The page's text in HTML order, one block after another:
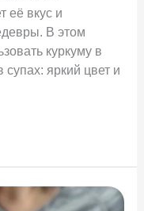
её вкус и
В этом
куркуму в
яркий цвет и